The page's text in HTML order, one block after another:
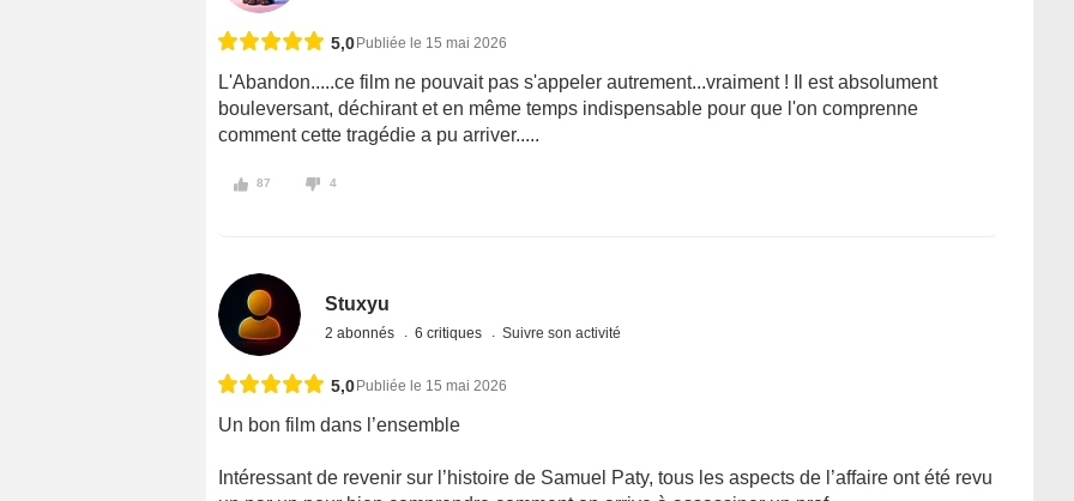
5,0 Publiée le 15 mai 2026
L'Abandon.....ce film ne pouvait pas s'appeler autrement...vraiment ! Il est absolument
bouleversant, déchirant et en même temps indispensable pour que l'on comprenne
comment cette tragédie a pu arriver.....
87 4
Stuxyu
2 abonnés 6 critiques Suivre son activité
5,0Publiée le 15 mai 2026
Un bon film dans l’ensemble
Intéressant de revenir sur l’histoire de Samuel Paty, tous les aspects de l’affaire ont été revu